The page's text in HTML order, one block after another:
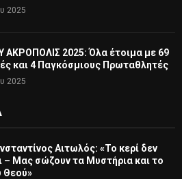
2025
ΑΚΡΟΠΟΛΙΣ 2025: Όλα έτοιμα με 69
και 4 Παγκόσμιους Πρωταθλητές
2025
Αιτωλός: «Το κερί δεν
– Μας σώζουν τα Μυστήρια και το
Θεού»